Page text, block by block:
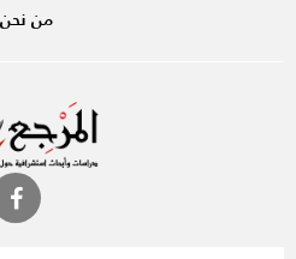
من نحن